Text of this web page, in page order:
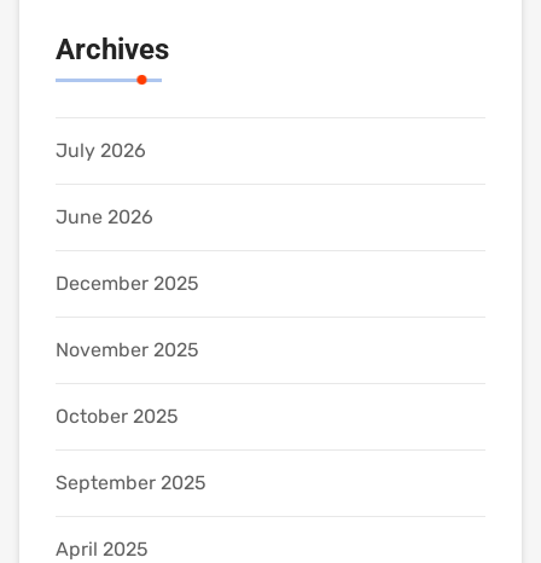
Archives
July 2026
June 2026
December 2025
November 2025
October 2025
September 2025
April 2025